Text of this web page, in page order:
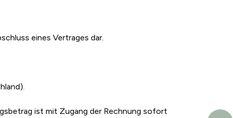
eines Vertrages dar.
ist mit Zugang der Rechnung sofort